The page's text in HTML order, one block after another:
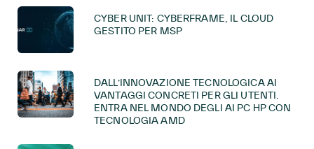
CYBER UNIT: CYBERFRAME, IL CLOUD
GESTITO PER MSP
DALL’INNOVAZIONE TECNOLOGICA AI
VANTAGGI CONCRETI PER GLI UTENTI.
ENTRA NEL MONDO DEGLI AI PC HP CON
TECNOLOGIA AMD